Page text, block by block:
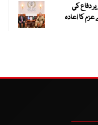
دفاع کی
عزم کا اعادہ